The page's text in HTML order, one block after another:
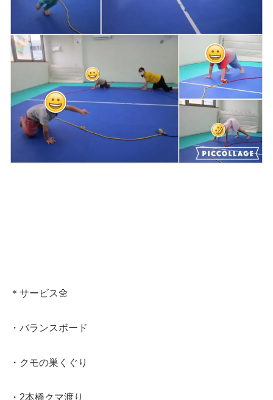
＊サービス🌼
・バランスボード
・クモの巣くぐり
・2本橋クマ渡り